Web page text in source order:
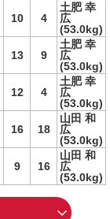
10 4
土肥 幸
広
(53.0kg)
13 9
土肥 幸
広
(53.0kg)
12 4
土肥 幸
広
(53.0kg)
16 18
山田 和
広
(53.0kg)
9 16
山田 和
広
(53.0kg)